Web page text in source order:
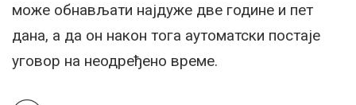
може обнављати најдуже две године и пет
дана, а да он након тога аутоматски постаје
уговор на неодређено време.